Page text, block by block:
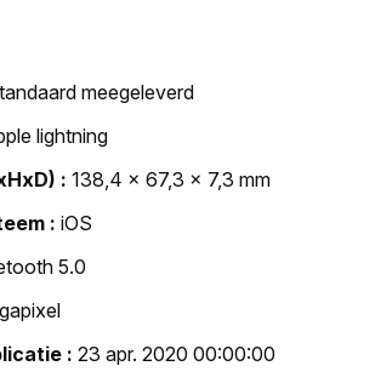
meegeleverd
lightning
138,4 x 67,3 x 7,3 mm
iOS
5.0
23 apr. 2020 00:00:00